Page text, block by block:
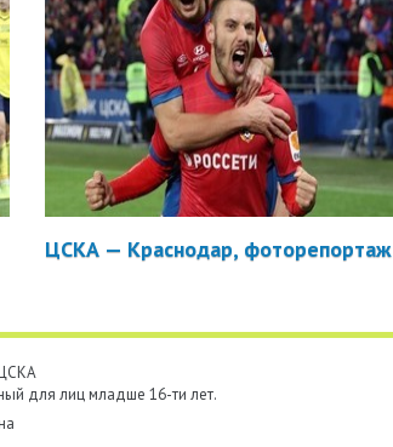
ЦСКА — Краснодар, фоторепортаж
для лиц младше 16-ти лет.